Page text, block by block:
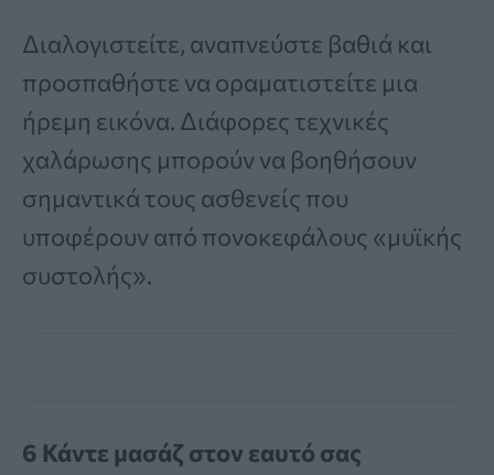
Διαλογιστείτε, αναπνεύστε βαθιά και
προσπαθήστε να οραματιστείτε μια
ήρεμη εικόνα. Διάφορες τεχνικές
χαλάρωσης μπορούν να βοηθήσουν
σημαντικά τους ασθενείς που
υποφέρουν από πονοκεφάλους «μυϊκής
συστολής».
6 Κάντε μασάζ στον εαυτό σας